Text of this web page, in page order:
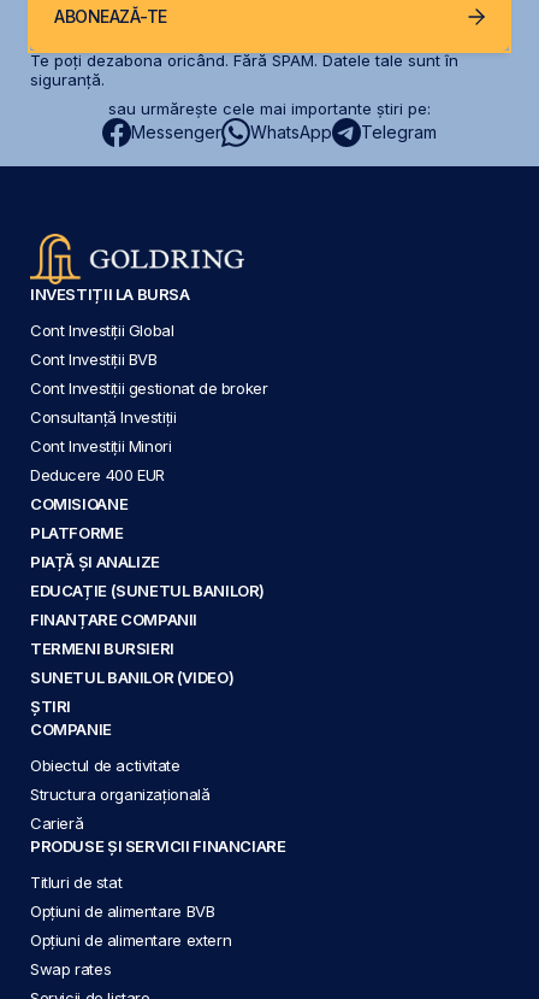
ABONEAZĂ-TE
Te poți dezabona oricând. Fără SPAM. Datele tale sunt în
siguranță.
sau urmărește cele mai importante știri pe:
Messenger WhatsApp Telegram
INVESTIȚII LA BURSA
Cont Investiții Global
Cont Investiții BVB
Cont Investiții gestionat de broker
Consultanță Investiții
Cont Investiții Minori
Deducere 400 EUR
COMISIOANE
PLATFORME
PIAȚĂ ȘI ANALIZE
EDUCAȚIE (SUNETUL BANILOR)
FINANȚARE COMPANII
TERMENI BURSIERI
SUNETUL BANILOR (VIDEO)
ȘTIRI
COMPANIE
Obiectul de activitate
Structura organizațională
Carieră
PRODUSE ȘI SERVICII FINANCIARE
Titluri de stat
Opțiuni de alimentare BVB
Opțiuni de alimentare extern
Swap rates